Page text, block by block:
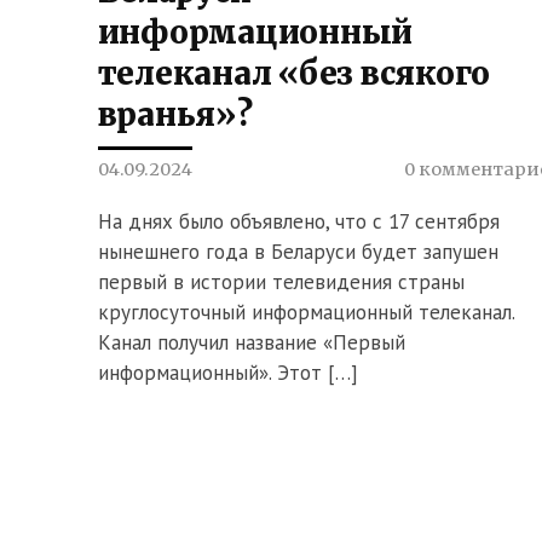
информационный
телеканал «без всякого
вранья»?
04.09.2024 0
На днях было объявлено, что с 17 сентября
нынешнего года в Беларуси будет запушен
первый в истории телевидения страны
круглосуточный информационный телеканал.
Канал получил название «Первый
информационный». Этот […]